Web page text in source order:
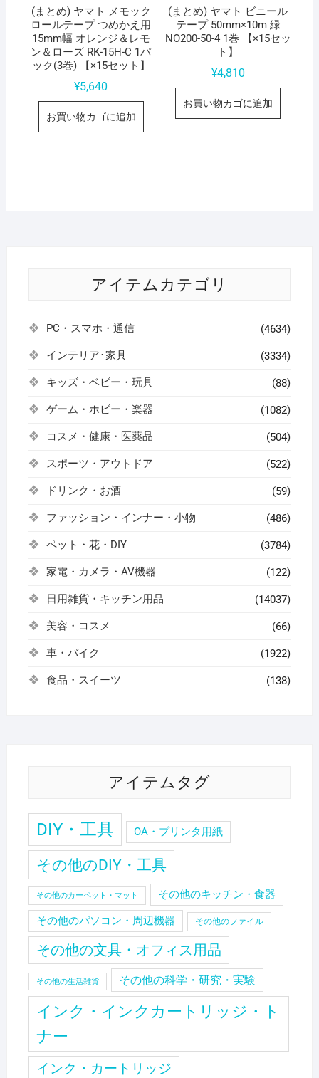
(まとめ) ヤマト メモック
ロールテープ つめかえ用
15mm幅 オレンジ＆レモ
ン＆ローズ RK-15H-C 1パ
ック(3巻) 【×15セット】
¥5,640
お買い物カゴに追加
(まとめ) ヤマト ビニール
テープ 50mm×10m 緑
NO200-50-4 1巻 【×15セッ
ト】
¥4,810
お買い物カゴに追加
アイテムカテゴリ
PC・スマホ・通信 (4634)
インテリア･家具 (3334)
キッズ・ベビー・玩具 (88)
ゲーム・ホビー・楽器 (1082)
コスメ・健康・医薬品 (504)
スポーツ・アウトドア (522)
ドリンク・お酒 (59)
ファッション・インナー・小物 (486)
ペット・花・DIY (3784)
家電・カメラ・AV機器 (122)
日用雑貨・キッチン用品 (14037)
美容・コスメ (66)
車・バイク (1922)
食品・スイーツ (138)
アイテムタグ
DIY・工具 OA・プリンタ用紙
その他のDIY・工具
その他のカーペット・マット その他のキッチン・食器
その他のパソコン・周辺機器 その他のファイル
その他の文具・オフィス用品
その他の生活雑貨 その他の科学・研究・実験
インク・インクカートリッジ・ト
ナー
インク・カートリッジ